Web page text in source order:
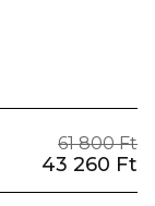
61 800 Ft
43 260 Ft